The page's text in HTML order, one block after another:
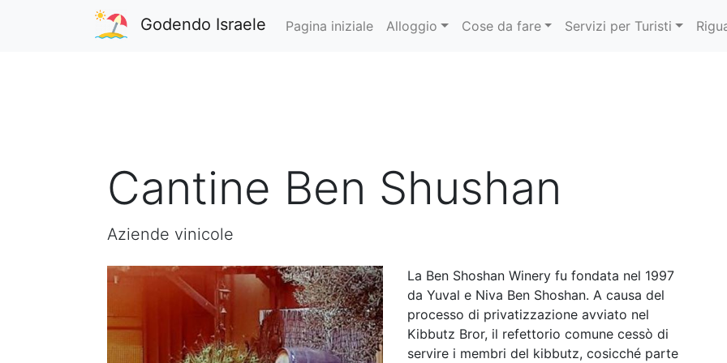
Godendo Israele Pagina iniziale Alloggio Cose da fare Servizi per Turisti
Cantine Ben Shushan
Aziende vinicole
La Ben Shoshan Winery fu fondata nel 1997
da Yuval e Niva Ben Shoshan. A causa del
processo di privatizzazione avviato nel
Kibbutz Bror, il refettorio comune cessò di
servire i membri del kibbutz, cosicché parte